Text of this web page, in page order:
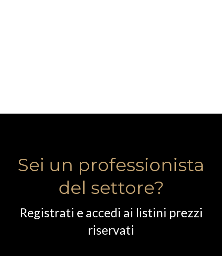
Sei un professionista
del settore?
Registrati e accedi ai listini prezzi
riservati